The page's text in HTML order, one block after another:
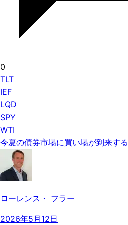
0
TLT
IEF
LQD
SPY
WTI
今夏の債券市場に買い場が到来する
ローレンス・ フラー
2026年5月12日